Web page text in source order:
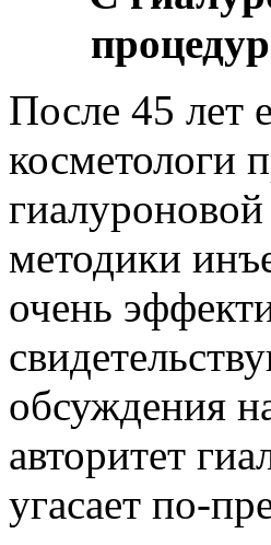
После 45 лет
косметологи
методики
очень
обсуждения
авторитет
угасает по-